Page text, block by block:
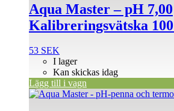
Aqua Master – pH 7,00
Kalibreringsvätska
53 SEK
I lager
Kan skickas idag
Lägg till i vagn